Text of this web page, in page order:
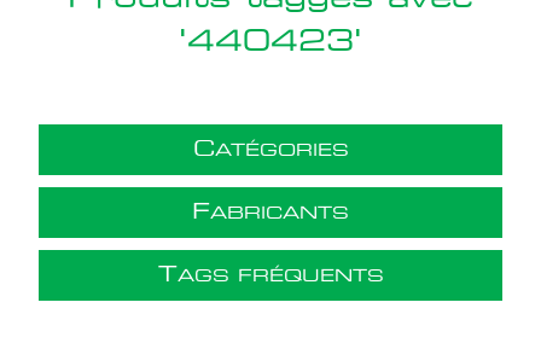
'440423'
CATÉGORIES
FABRICANTS
TAGS FRÉQUENTS